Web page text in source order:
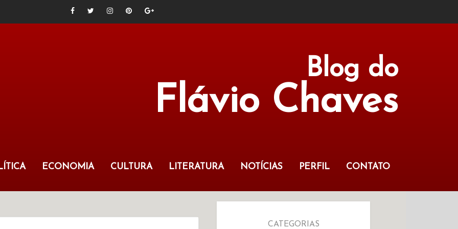
Blog do
Flávio Chaves
ECONOMIA CULTURA LITERATURA NOTÍCIAS PERFIL CONTATO
CATEGORIAS